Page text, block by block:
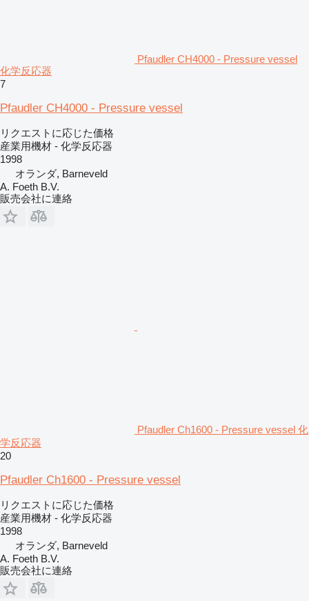
Pfaudler CH4000 - Pressure vessel
化学反応器
7
Pfaudler CH4000 - Pressure vessel
リクエストに応じた価格
産業用機材 - 化学反応器
1998
オランダ, Barneveld
A. Foeth B.V.
販売会社に連絡
Pfaudler Ch1600 - Pressure vessel 化
学反応器
20
Pfaudler Ch1600 - Pressure vessel
リクエストに応じた価格
産業用機材 - 化学反応器
1998
オランダ, Barneveld
A. Foeth B.V.
販売会社に連絡